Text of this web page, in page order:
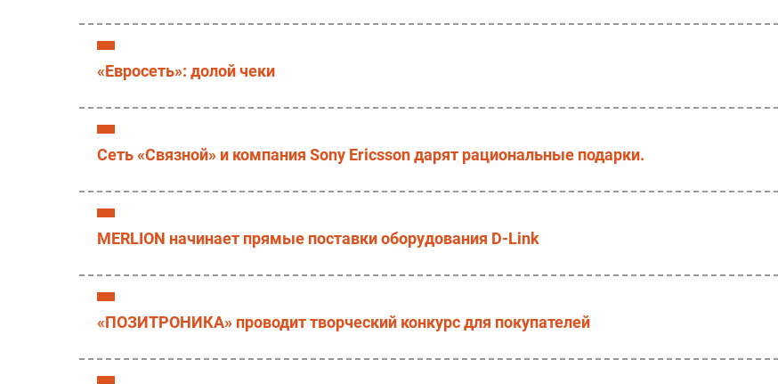
«Евросеть»: долой чеки
Сеть «Связной» и компания Sony Ericsson дарят рациональные подарки.
MERLION начинает прямые поставки оборудования D-Link
«ПОЗИТРОНИКА» проводит творческий конкурс для покупателей